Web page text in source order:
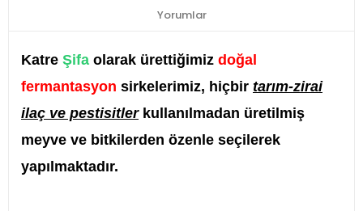
Yorumlar
Katre Şifa olarak ürettiğimiz doğal
fermantasyon sirkelerimiz, hiçbir tarım-zirai
ilaç ve pestisitlerkullanılmadan üretilmiş
meyve ve bitkilerden özenle seçilerek
yapılmaktadır.